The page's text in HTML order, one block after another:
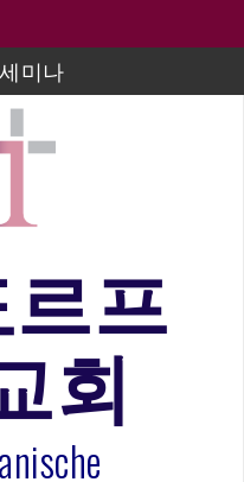
미나
졸업연주
유초등부 발표
봉헌송
화 권사
기(요한복음 15:1-17) 손
사
프
회